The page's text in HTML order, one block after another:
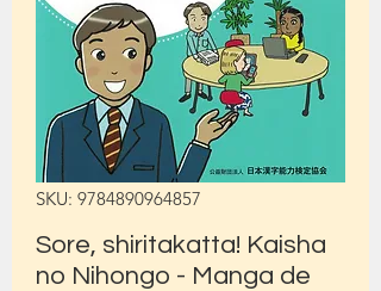
SKU: 9784890964857
Sore, shiritakatta! Kaisha
no Nihongo - Manga de